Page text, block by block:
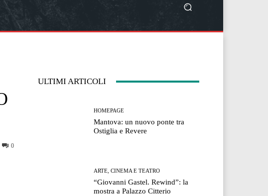
0
ULTIMI ARTICOLI
HOMEPAGE
Mantova: un nuovo ponte tra
Ostiglia e Revere
ARTE, CINEMA E TEATRO
“Giovanni Gastel. Rewind”: la
mostra a Palazzo Citterio